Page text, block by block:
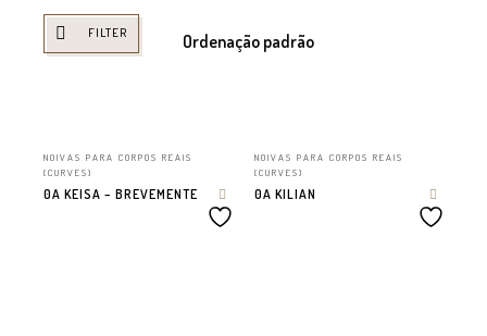
FILTER
NOIVAS PARA CORPOS REAIS
(CURVES)
0A KEISA – BREVEMENTE
NOIVAS PARA CORPOS REAIS
(CURVES)
0A KILIAN